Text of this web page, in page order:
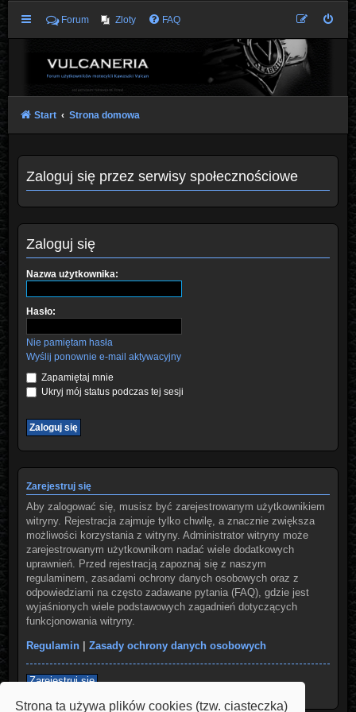
Strona ta używa plików cookies (tzw. ciasteczka)
Forum Zloty FAQ
Start Strona domowa
Zaloguj się przez serwisy społecznościowe
Zaloguj się
Nazwa użytkownika:
Hasło:
Nie pamiętam hasła
Wyślij ponownie e-mail aktywacyjny
Zapamiętaj mnie
Ukryj mój status podczas tej sesji
Zarejestruj się
Aby zalogować się, musisz być zarejestrowanym użytkownikiem
witryny. Rejestracja zajmuje tylko chwilę, a znacznie zwiększa
możliwości korzystania z witryny. Administrator witryny może
zarejestrowanym użytkownikom nadać wiele dodatkowych
uprawnień. Przed rejestracją zapoznaj się z naszym
regulaminem, zasadami ochrony danych osobowych oraz z
odpowiedziami na często zadawane pytania (FAQ), gdzie jest
wyjaśnionych wiele podstawowych zagadnień dotyczących
funkcjonowania witryny.
Regulamin| Zasady ochrony danych osobowych
Zarejestruj się